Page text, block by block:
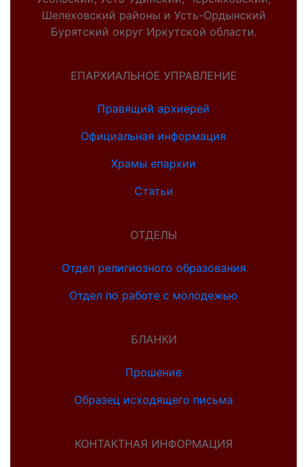
Шелеховский районы и Усть-Ордынский
Бурятский округ Иркутской области.
ЕПАРХИАЛЬНОЕ УПРАВЛЕНИЕ
Правящий архиерей
Официальная информация
Храмы епархии
Статьи
ОТДЕЛЫ
Отдел религиозного образования
Отдел по работе с молодежью
БЛАНКИ
Прошение
Образец исходящего письма
КОНТАКТНАЯ ИНФОРМАЦИЯ